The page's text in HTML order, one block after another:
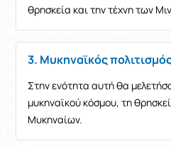
θρησκεία και την τέχνη των
3. Μυκηναϊκός
Στην ενότητα αυτή θα
μυκηναϊκού κόσμου, τη
Μυκηναίων.